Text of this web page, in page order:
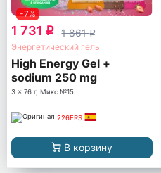
-7%
1 731 q 1 861q
Энергетический гель
High Energy Gel +
sodium 250 mg
3 x 76 г, Микс №15
226ERS
В корзину